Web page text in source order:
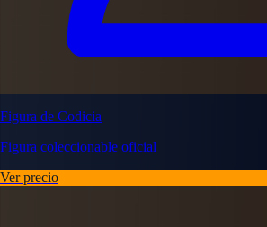
Figura de Codicia
Figura coleccionable oficial
Ver precio